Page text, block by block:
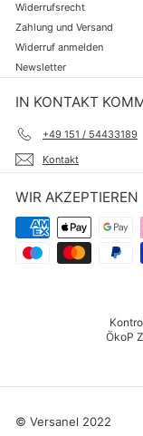
Widerrufsrecht
Zahlung und Versand
Widerruf anmelden
Newsletter
IN KONTAKT
+49 151 / 54433189
Kontakt
WIR AKZEPTIEREN
ÖkoP
© Versanel 2022